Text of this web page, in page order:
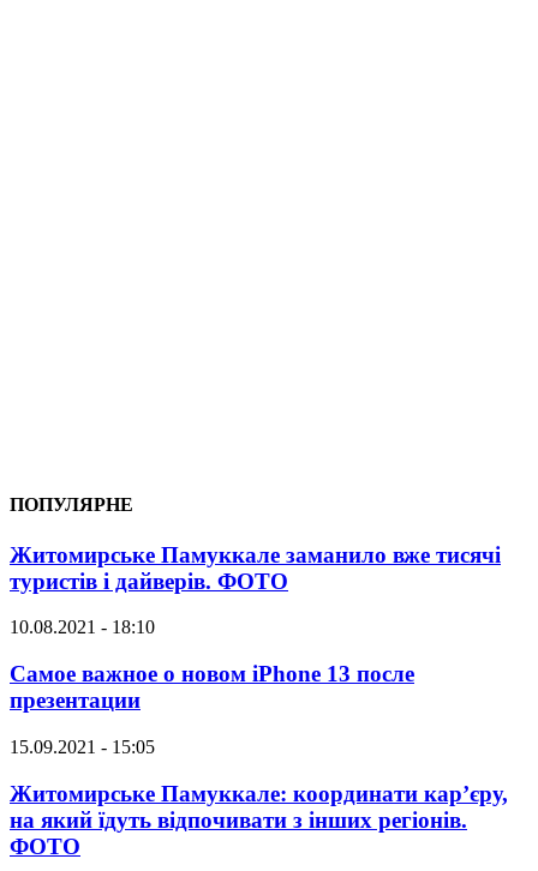
ПОПУЛЯРНЕ
Житомирське Памуккале заманило вже тисячі
туристів і дайверів. ФОТО
10.08.2021 - 18:10
Самое важное о новом iPhone 13 после
презентации
15.09.2021 - 15:05
Житомирське Памуккале: координати кар’єру,
на який їдуть відпочивати з інших регіонів.
ФОТО